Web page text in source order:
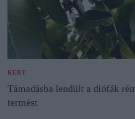
KERT
Támadásba lendült a diófák
termést